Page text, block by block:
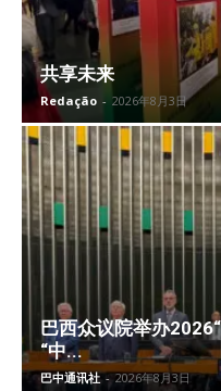
共享未来
Redação - 2026年8月3日
巴西众议院举办
“中...
巴中通讯社 - 2026年8月3日